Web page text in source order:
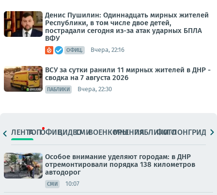
Денис Пушилин: Одиннадцать мирных жителей
Республики, в том числе двое детей,
пострадали сегодня из-за атак ударных БПЛА
ВФУ
ОФИЦ. Вчера, 22:16
ВСУ за сутки ранили 11 мирных жителей в ДНР -
сводка на 7 августа 2026
ПАБЛИКИ Вчера, 22:30
ЛЕНТАТОПОФИЦ.ВИДЕОСМИВОЕНКОРЫМНЕНИЯПАБЛИКИ
ФОТОЛОНГРИДЫ
Особое внимание уделяют городам: в ДНР
отремонтировали порядка 138 километров
автодорог
СМИ 10:07